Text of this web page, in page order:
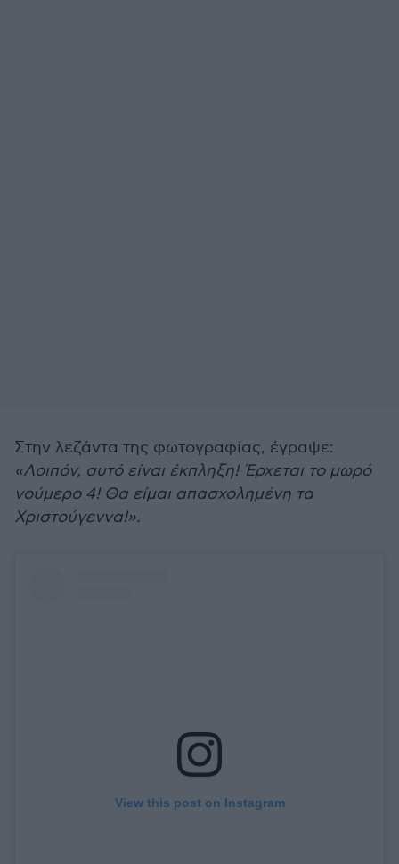
Στην λεζάντα της φωτογραφίας, έγραψε:
«Λοιπόν, αυτό είναι έκπληξη! Έρχεται το μωρό
νούμερο 4! Θα είμαι απασχολημένη τα
Χριστούγεννα!».
View this post on Instagram